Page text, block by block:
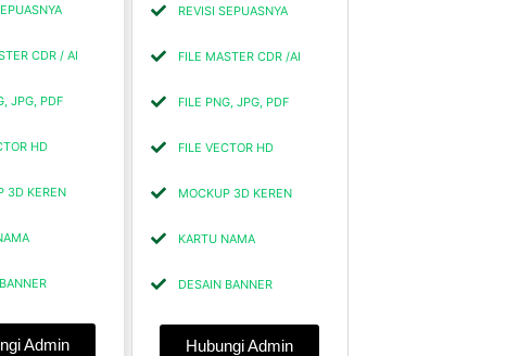
CDR / AI
JPG, PDF
HD
3D KEREN
Admin
REVISI SEPUASNYA
FILE MASTER CDR /AI
FILE PNG, JPG, PDF
FILE VECTOR HD
MOCKUP 3D KEREN
KARTU NAMA
DESAIN BANNER
Hubungi Admin